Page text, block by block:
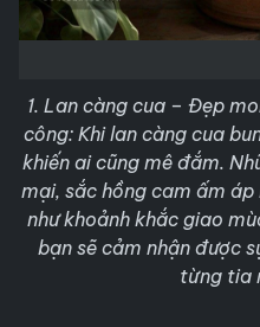
1. Lan càng cua – Đẹp
công: Khi lan càng cua
khiến ai cũng mê đắm.
mại, sắc hồng cam ấm
như khoảnh khắc giao
bạn sẽ cảm nhận được
từng tia